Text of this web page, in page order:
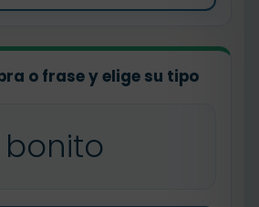
o frase y elige su tipo
bonito